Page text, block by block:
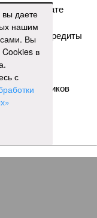
по зарплате
кредиты
рядом с
мошенников
даете
нашим
Вы
Cookies в
с